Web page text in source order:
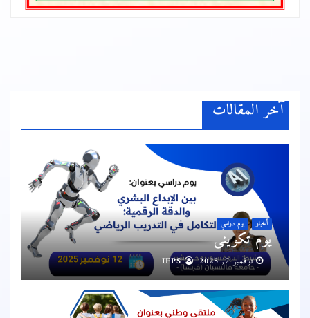
آخر المقالات
أخبار يوم دراسي
يوم تكويني
نوفمبر 7, 2025 IEPS